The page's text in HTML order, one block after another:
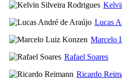
Lucas
Marcelo
Rafael Soares
Ricardo